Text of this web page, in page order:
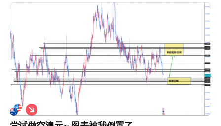
持原有计划不变。 这并不是忽视市场，而是避免因为不适
感而产生的频繁微调。 从“控制”到“一致性” 过度管理往往
让人感觉自己更有掌控力，但实际上，它通常让结果变得
更不稳定，也更难优化。 清晰的预期、基于市场行为的决
策，以及更少但更有针对性的干预，不会让交易变得被
动。 相反，它让交易变得可衡量。 而能够被衡量的，就
能够被优化。 良好的交易管理，不在于做得更多，而在于
只在真正重要的时候出手。 免责声明： 本内容仅用于信
息与学习目的，不构成任何投资建议，也未考虑任何投资
者的个人财务状况或投资目标。任何有关过去表现的信息
均不代表未来结果或表现的可靠指标。社交媒体内容不适
consider buying, with a first target price of 0.6687. If
the price breaks below 0.6655, consider selling, with
a first target price of 0.6635.
做
空